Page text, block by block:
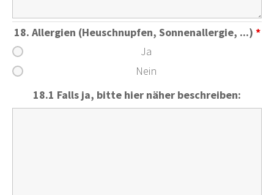
18. Allergien (Heuschnupfen, Sonnenallergie, ...) *
Ja
Nein
18.1 Falls ja, bitte hier näher beschreiben: